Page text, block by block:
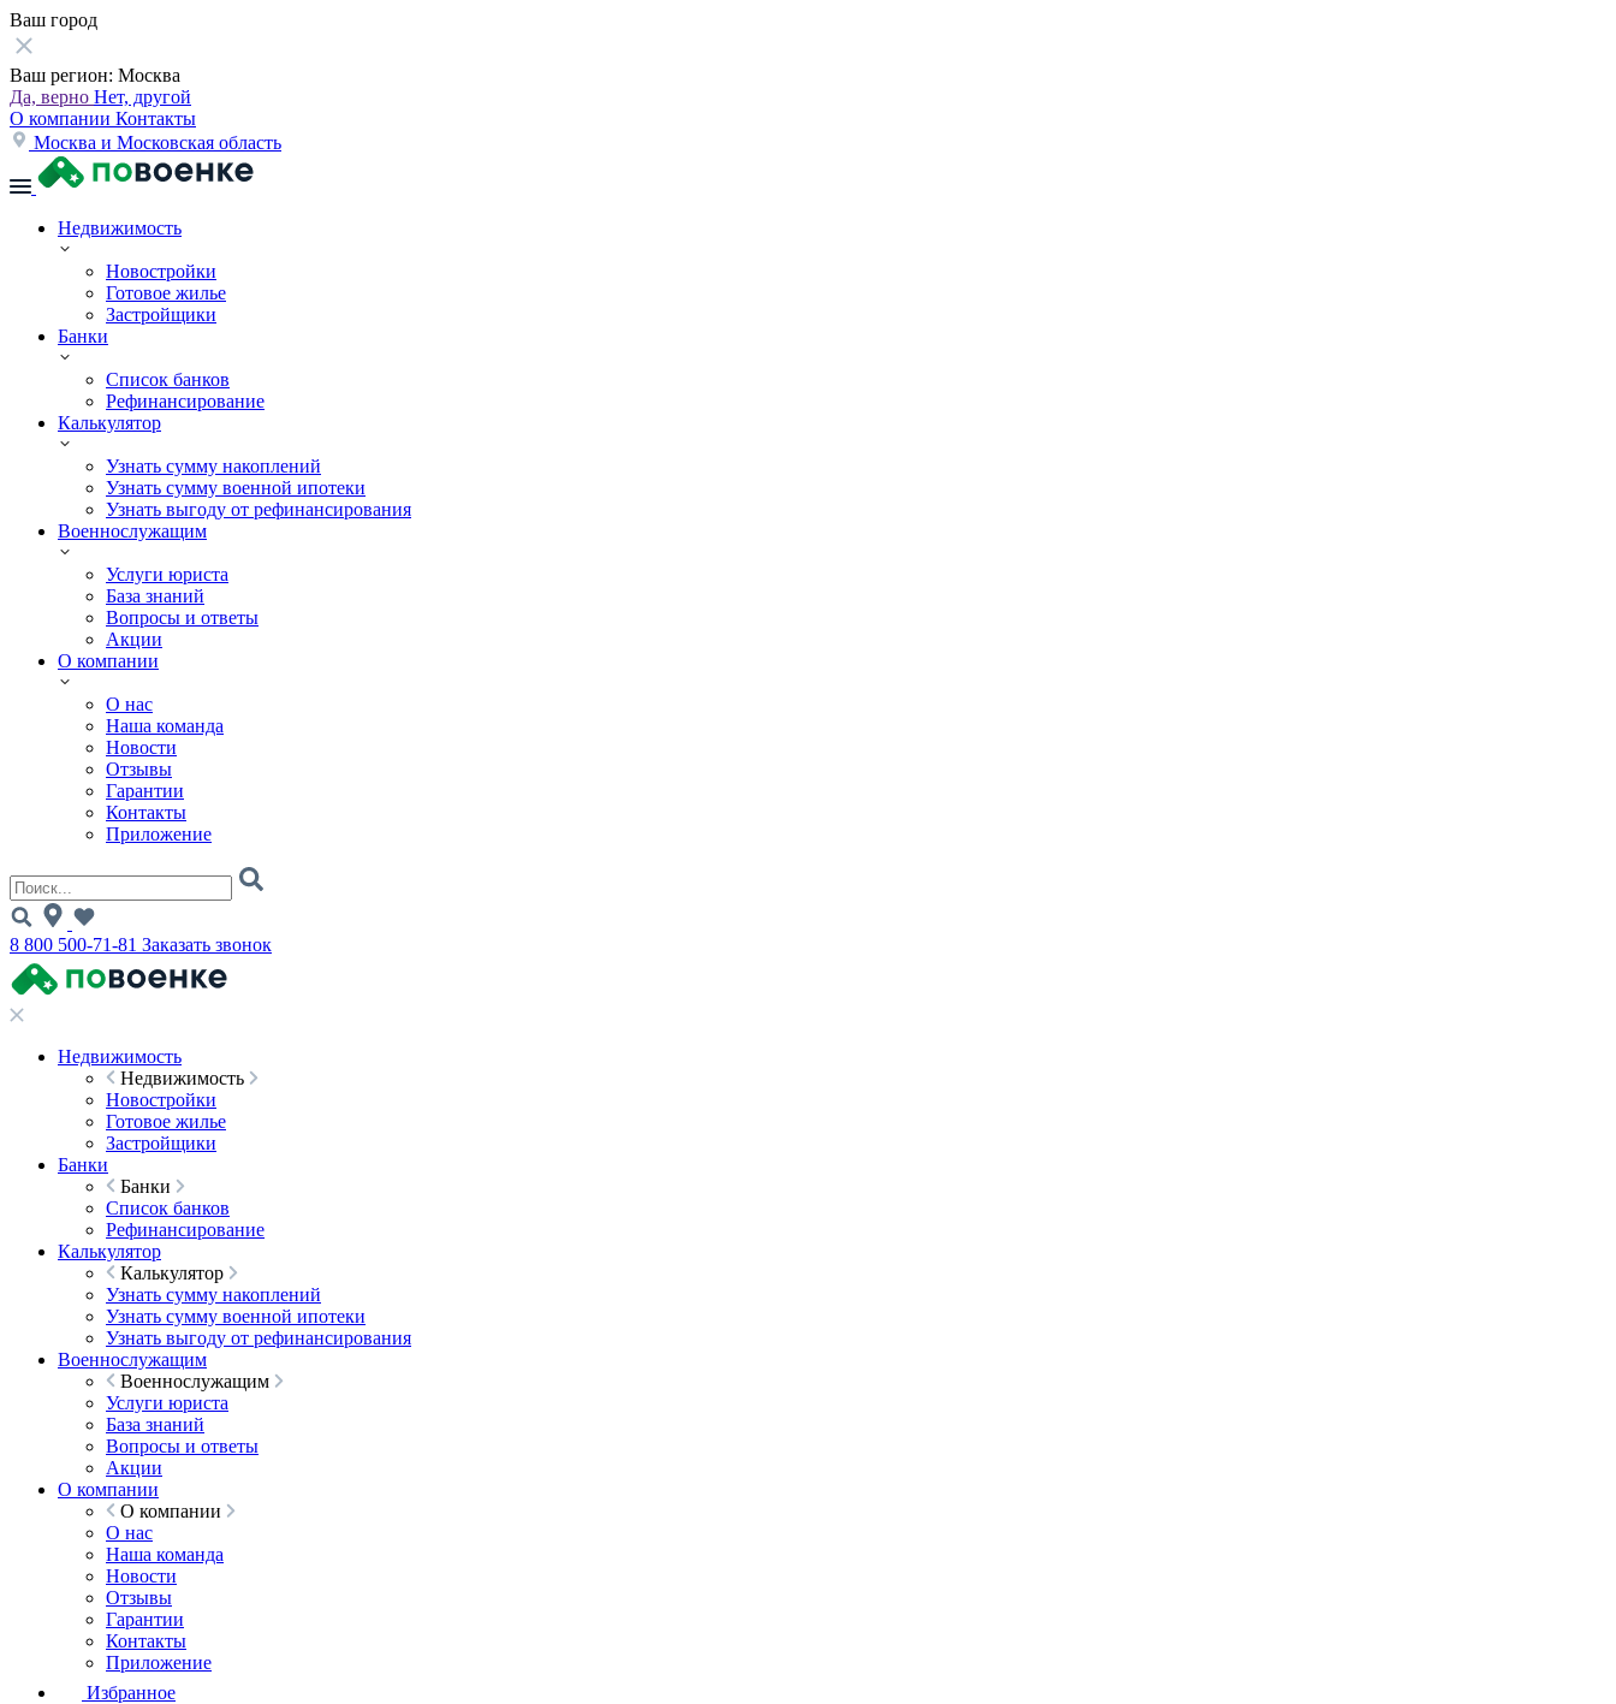
Ваш город
Ваш регион: Москва
Да, верно Нет, другой
О компании Контакты
Москва и Московская область
Недвижимость
Новостройки
Готовое жилье
Застройщики
Банки
Список банков
Рефинансирование
Калькулятор
Узнать сумму накоплений
Узнать сумму военной ипотеки
Узнать выгоду от рефинансирования
Военнослужащим
Услуги юриста
База знаний
Вопросы и ответы
Акции
О компании
О нас
Наша команда
Новости
Отзывы
Гарантии
Контакты
Приложение
8 800 500-71-81 Заказать звонок
Недвижимость
Недвижимость
Новостройки
Готовое жилье
Застройщики
Банки
Банки
Список банков
Рефинансирование
Калькулятор
Калькулятор
Узнать сумму накоплений
Узнать сумму военной ипотеки
Узнать выгоду от рефинансирования
Военнослужащим
Военнослужащим
Услуги юриста
База знаний
Вопросы и ответы
Акции
О компании
О компании
О нас
Наша команда
Новости
Отзывы
Гарантии
Контакты
Приложение
Избранное